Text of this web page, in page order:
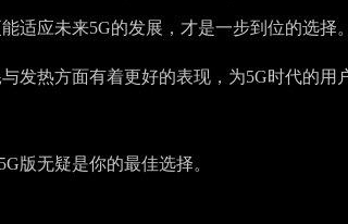
适应未来5G的发展，才是一步到位的选择
发热方面有着更好的表现，为5G时代的用
版无疑是你的最佳选择。